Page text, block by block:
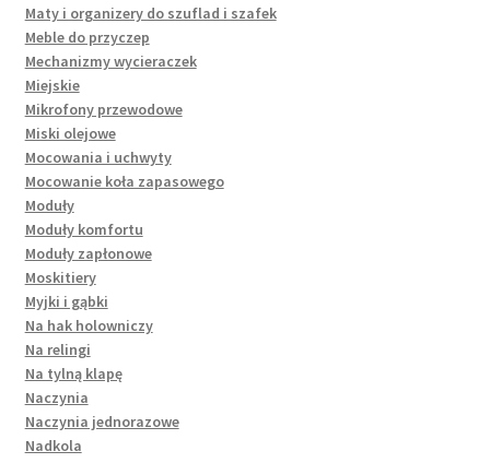
Maty i organizery do szuflad i szafek
Meble do przyczep
Mechanizmy wycieraczek
Miejskie
Mikrofony przewodowe
Miski olejowe
Mocowania i uchwyty
Mocowanie koła zapasowego
Moduły
Moduły komfortu
Moduły zapłonowe
Moskitiery
Myjki i gąbki
Na hak holowniczy
Na relingi
Na tylną klapę
Naczynia
Naczynia jednorazowe
Nadkola